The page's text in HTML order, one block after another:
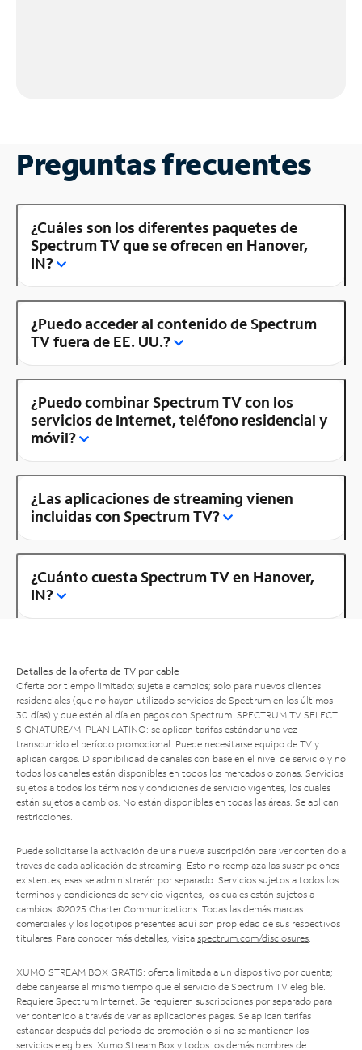
Preguntas frecuentes
¿Cuáles son los diferentes paquetes de
Spectrum TV que se ofrecen en Hanover,
IN?
¿Puedo acceder al contenido de Spectrum
TV fuera de EE. UU.?
¿Puedo combinar Spectrum TV con los
servicios de Internet, teléfono residencial y
móvil?
¿Las aplicaciones de streaming vienen
incluidas con Spectrum TV?
¿Cuánto cuesta Spectrum TV en Hanover,
IN?
Detalles de la oferta de TV por cable
Oferta por tiempo limitado; sujeta a cambios; solo para nuevos clientes
residenciales (que no hayan utilizado servicios de Spectrum en los últimos
30 días) y que estén al día en pagos con Spectrum. SPECTRUM TV SELECT
SIGNATURE/MI PLAN LATINO: se aplican tarifas estándar una vez
transcurrido el período promocional. Puede necesitarse equipo de TV y
aplican cargos. Disponibilidad de canales con base en el nivel de servicio y no
todos los canales están disponibles en todos los mercados o zonas. Servicios
sujetos a todos los términos y condiciones de servicio vigentes, los cuales
están sujetos a cambios. No están disponibles en todas las áreas. Se aplican
restricciones.
Puede solicitarse la activación de una nueva suscripción para ver contenido a
través de cada aplicación de streaming. Esto no reemplaza las suscripciones
existentes; esas se administrarán por separado. Servicios sujetos a todos los
términos y condiciones de servicio vigentes, los cuales están sujetos a
cambios. ©2025 Charter Communications. Todas las demás marcas
comerciales y los logotipos presentes aquí son propiedad de sus respectivos
titulares. Para conocer más detalles, visita spectrum.com/disclosures.
XUMO STREAM BOX GRATIS: oferta limitada a un dispositivo por cuenta;
debe canjearse al mismo tiempo que el servicio de Spectrum TV elegible.
Requiere Spectrum Internet. Se requieren suscripciones por separado para
ver contenido a través de varias aplicaciones pagas. Se aplican tarifas
estándar después del período de promoción o si no se mantienen los
servicios elegibles. Xumo Stream Box y todos los demás nombres de